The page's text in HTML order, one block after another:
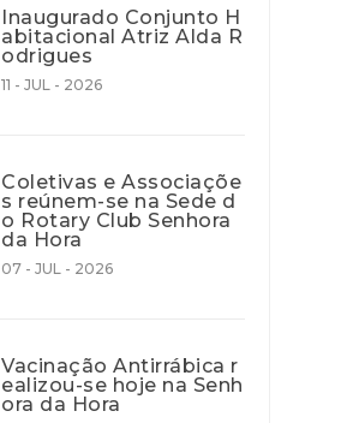
Inaugurado Conjunto H
abitacional Atriz Alda R
odrigues
11 - JUL - 2026
Coletivas e Associaçõe
s reúnem-se na Sede d
o Rotary Club Senhora
da Hora
07 - JUL - 2026
Vacinação Antirrábica r
ealizou-se hoje na Senh
ora da Hora